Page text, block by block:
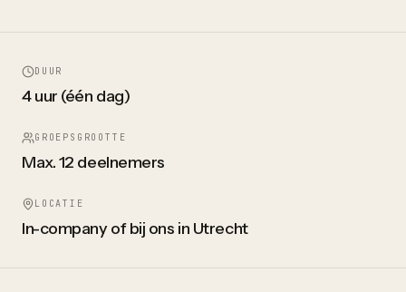
DUUR
4 uur (één dag)
GROEPSGROOTTE
Max. 12 deelnemers
LOCATIE
In-company of bij ons in Utrecht